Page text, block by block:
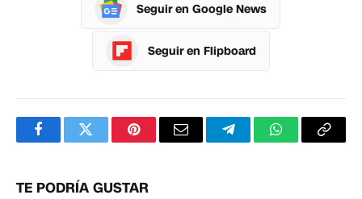
Seguir en Google News
Seguir en Flipboard
FacebookTwitterPinterestCorreoTelegramWhatsApp
TE PODRÍA GUSTAR